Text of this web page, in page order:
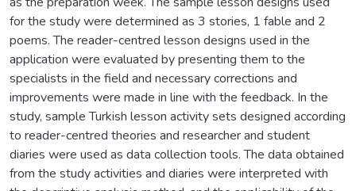
for the study were determined as 3 stories, 1 fable and 2
poems. The reader-centred lesson designs used in the
application were evaluated by presenting them to the
specialists in the field and necessary corrections and
improvements were made in line with the feedback. In the
study, sample Turkish lesson activity sets designed according
to reader-centred theories and researcher and student
diaries were used as data collection tools. The data obtained
from the study activities and diaries were interpreted with